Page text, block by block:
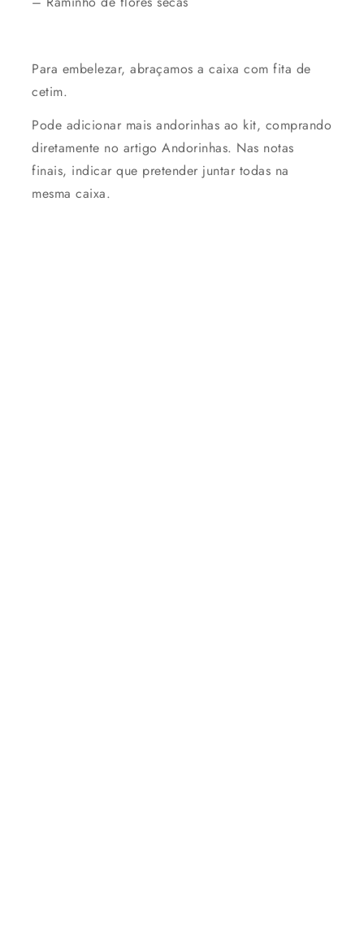
Para embelezar, abraçamos a caixa com fita de
cetim.
Pode adicionar mais andorinhas ao kit, comprando
diretamente no artigo Andorinhas. Nas notas
finais, indicar que pretender juntar todas na
mesma caixa.